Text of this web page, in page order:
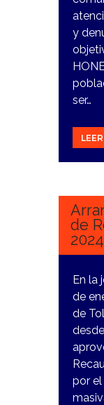
y
ser…
3
de
En la
de
de
por